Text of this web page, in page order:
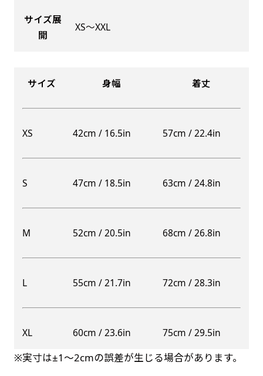
サイズ展
開
XS〜XXL
サイズ 身幅 着丈
XS 42cm / 16.5in 57cm / 22.4in
S 47cm / 18.5in 63cm / 24.8in
M 52cm / 20.5in 68cm / 26.8in
L 55cm / 21.7in 72cm / 28.3in
XL 60cm / 23.6in 75cm / 29.5in
※実寸は±1〜2cmの誤差が生じる場合があります。
種のデザインを楽しむことができます。前からも
A面B面のデザイン変化を楽しんでお客様にアピ
自由入力(60x180以内)
お好みのサイズで縦幕・横幕の作成が可能です。
あんな場所こんな場所お好みのサイズでお好みの
幕の製作をお楽しみください
長辺が180cm以内、短辺が60cm以内であれば自
幕の製作をお楽しみください
レギュラーのれん
けて疑似的にのれんのような幕をつくります。お
る場所でのぼり旗を使用する際に推奨されてい